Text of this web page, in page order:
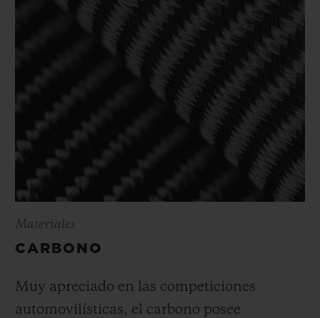
Materiales
CARBONO
Muy apreciado en las competiciones
automovilísticas, el carbono posee